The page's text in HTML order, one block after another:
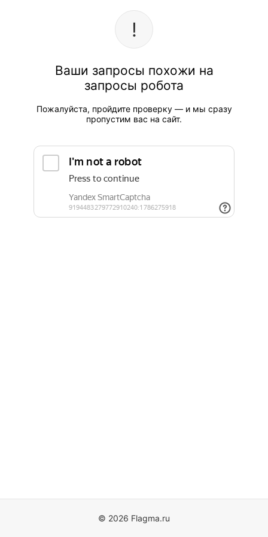
Ваши запросы похожи на
запросы робота
Пожалуйста, пройдите проверку — и мы сразу
пропустим вас на сайт.
© 2026 Flagma.ru